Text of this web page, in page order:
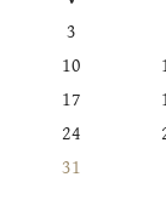
3
10
17
24
31